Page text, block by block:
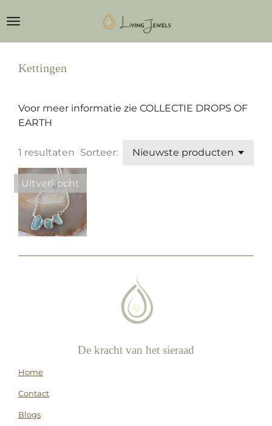
direct
naar
hoofdinhoud
Kettingen
Voor meer informatie zie COLLECTIE DROPS OF
EARTH
1 resultaten Sorteer:
Uitverkocht
De kracht van het sieraad
Home
Contact
Blogs